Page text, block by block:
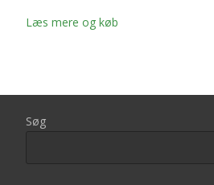
Læs mere og køb
Søg